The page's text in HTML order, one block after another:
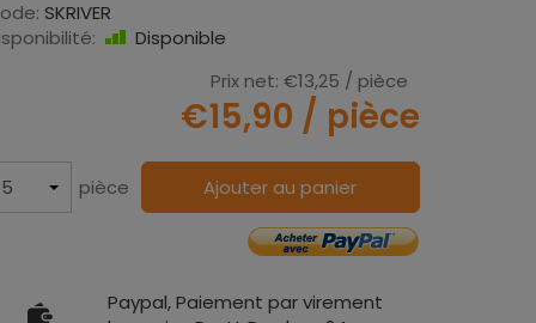
SKRIVER
Disponible
Prix net: €13,25 / pièce
€15,90 / pièce
pièce Ajouter au panier
Paypal, Paiement par virement